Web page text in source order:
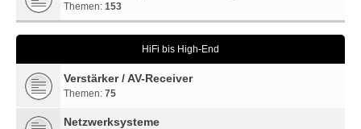
Themen: 153
HiFi bis High-End
Verstärker / AV-Receiver
Themen: 75
Netzwerksysteme